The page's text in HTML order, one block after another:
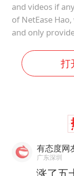
and videos if
of NetEase
and only
打
有态度网
广东深圳
涨了五